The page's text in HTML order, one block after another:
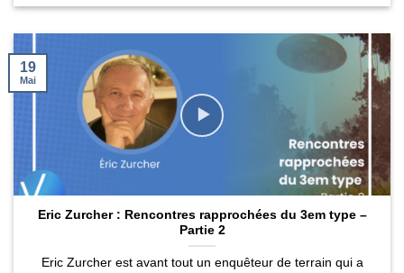
Eric Zurcher : Rencontres rapprochées du 3em type –
Partie 2
Eric Zurcher est avant tout un enquêteur de terrain qui a
19
Mai